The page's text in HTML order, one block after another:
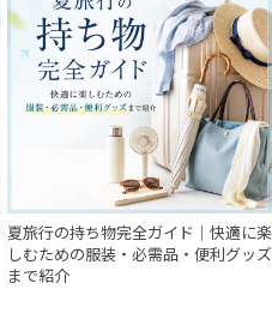
夏旅行の持ち物完全ガイド｜快適に楽
しむための服装・必需品・便利グッズ
まで紹介